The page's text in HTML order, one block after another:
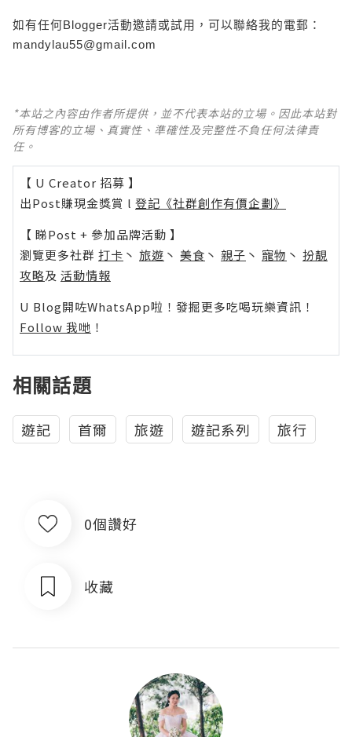
如有任何Blogger活動邀請或試用，可以聯絡我的電郵：
mandylau55@gmail.com
*本站之內容由作者所提供，並不代表本站的立場。因此本站對
所有博客的立場、真實性、準確性及完整性不負任何法律責
任。
【 U Creator 招募 】
出Post賺現金獎賞 l 登記《社群創作有價企劃》
【 睇Post + 參加品牌活動 】
瀏覽更多社群 打卡 丶 旅遊 丶 美食 丶 親子 丶 寵物 丶 扮靚
攻略及 活動情報
U Blog開咗WhatsApp啦！發掘更多吃喝玩樂資訊！
Follow 我哋 ！
相關話題
遊記 首爾 旅遊 遊記系列 旅行
0個讚好
收藏